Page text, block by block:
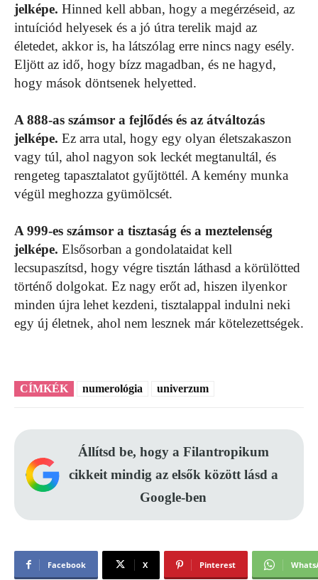
jelképe. Hinned kell abban, hogy a megérzéseid, az
intuíciód helyesek és a jó útra terelik majd az
életedet, akkor is, ha látszólag erre nincs nagy esély.
Eljött az idő, hogy bízz magadban, és ne hagyd,
hogy mások döntsenek helyetted.
A 888-as számsor a fejlődés és az átváltozás
jelképe. Ez arra utal, hogy egy olyan életszakaszon
vagy túl, ahol nagyon sok leckét megtanultál, és
rengeteg tapasztalatot gyűjtöttél. A kemény munka
végül meghozza gyümölcsét.
A 999-es számsor a tisztaság és a meztelenség
jelképe. Elsősorban a gondolataidat kell
lecsupaszítsd, hogy végre tisztán láthasd a körülötted
történő dolgokat. Ez nagy erőt ad, hiszen ilyenkor
minden újra lehet kezdeni, tisztalappal indulni neki
egy új életnek, ahol nem lesznek már kötelezettségek.
CÍMKÉK numerológia univerzum
Állítsd be, hogy a Filantropikum
cikkeit mindig az elsők között lásd a
Google-ben
Facebook X Pinterest